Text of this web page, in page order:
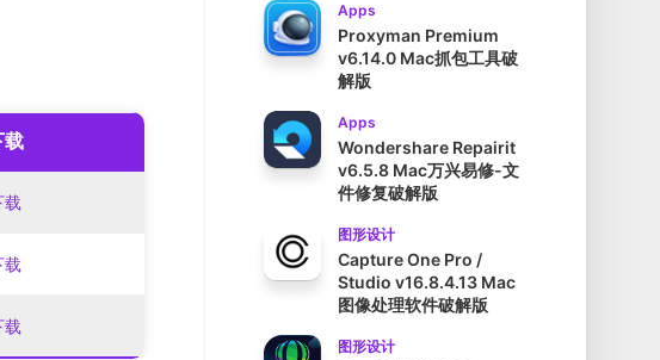
载
载
载
载
Apps
Proxyman Premium
v6.14.0 Mac抓包工具破
解版
Apps
Wondershare Repairit
v6.5.8 Mac万兴易修-文
件修复破解版
图形设计
Capture One Pro /
Studio v16.8.4.13 Mac
图像处理软件破解版
图形设计